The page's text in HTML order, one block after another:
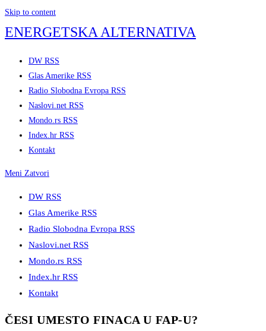
Skip to content
ENERGETSKA ALTERNATIVA
DW RSS
Glas Amerike RSS
Radio Slobodna Evropa RSS
Naslovi.net RSS
Mondo.rs RSS
Index.hr RSS
Kontakt
Meni Zatvori
DW RSS
Glas Amerike RSS
Radio Slobodna Evropa RSS
Naslovi.net RSS
Mondo.rs RSS
Index.hr RSS
Kontakt
ČESI UMESTO FINACA U FAP-U?